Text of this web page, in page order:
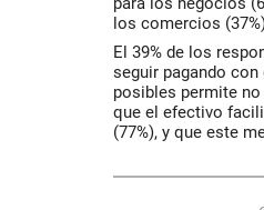
los comercios
El 39% de los
seguir pagando
posibles permite no
que el efectivo
(77%), y que este